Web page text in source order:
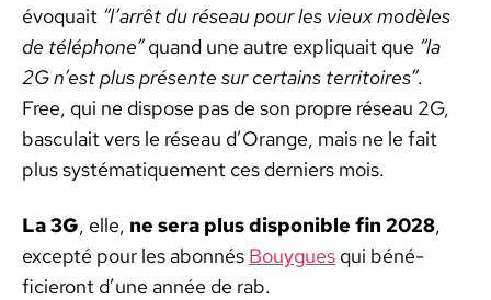
évo­quait “l’arrêt du réseau pour les vieux mod­èles
de télé­phone”quand une autre expli­quait que “la
2G n’est plus présente sur cer­tains ter­ri­toires”.
Free, qui ne dis­pose pas de son pro­pre réseau 2G,
bas­cu­lait vers le réseau d’Orange, mais ne le fait
plus sys­té­ma­tique­ment ces derniers mois.
La 3G, elle, ne sera plus disponible fin 2028,
excep­té pour les abon­nés Bouygues qui béné­
ficieront d’une année de rab.